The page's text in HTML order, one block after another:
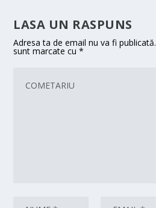
LASA UN RASPUNS
Adresa ta de email nu va fi publicată.
sunt marcate cu*